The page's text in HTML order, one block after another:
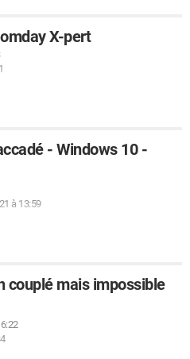
X-pert
- Windows 10 -
à 13:59
couplé mais impossible